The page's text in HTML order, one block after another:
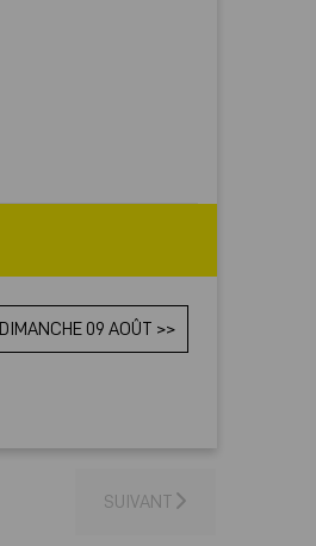
DIMANCHE 09 AOÛT >>
SUIVANT